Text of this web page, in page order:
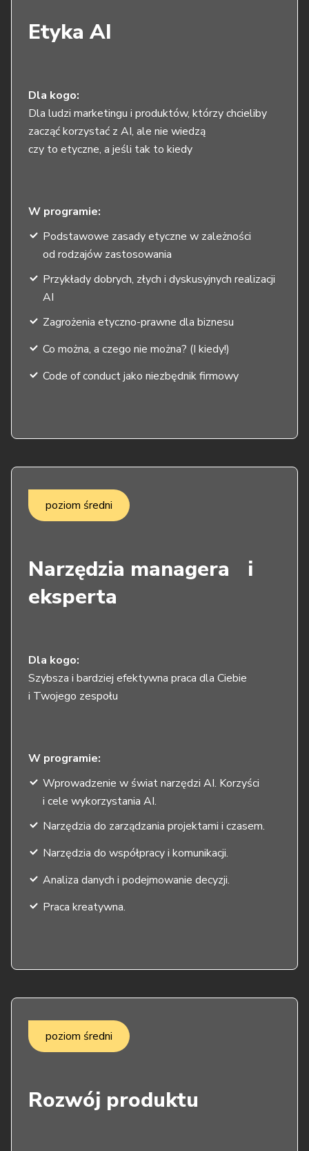
Etyka AI
Dla kogo:
Dla ludzi marketingu i produktów, którzy chcieliby
zacząć korzystać z AI, ale nie wiedzą
czy to etyczne, a jeśli tak to kiedy
W programie:
Podstawowe zasady etyczne w zależności
od rodzajów zastosowania
Przykłady dobrych, złych i dyskusyjnych realizacji
AI
Zagrożenia etyczno-prawne dla biznesu
Co można, a czego nie można? (I kiedy!)
Code of conduct jako niezbędnik firmowy
poziom średni
Narzędzia managera i
eksperta
Dla kogo:
Szybsza i bardziej efektywna praca dla Ciebie
i Twojego zespołu
W programie:
Wprowadzenie w świat narzędzi AI. Korzyści
i cele wykorzystania AI.
Narzędzia do zarządzania projektami i czasem.
Narzędzia do współpracy i komunikacji.
Analiza danych i podejmowanie decyzji.
Praca kreatywna.
poziom średni
Rozwój produktu